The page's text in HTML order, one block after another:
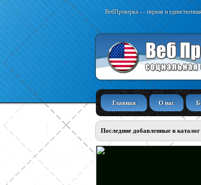
ВебПроверка — первая и
Главная О нас
Последние добавленные в